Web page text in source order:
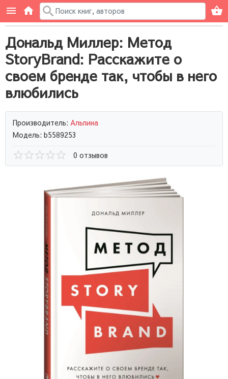
Дональд Миллер: Метод
StoryBrand: Расскажите о
своем бренде так, чтобы в него
влюбились
Производитель: Альпина
Модель: b5589253
0 отзывов